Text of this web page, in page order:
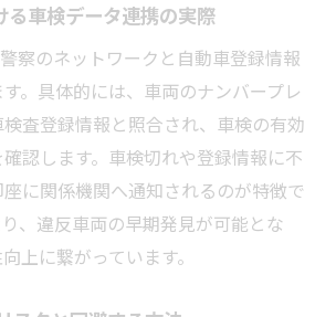
る車検データ連携の実際
察のネットワークと自動車登録情報
。具体的には、車両のナンバープレ
査登録情報と照合され、車検の有効
認します。車検切れや登録情報に不
に関係機関へ通知されるのが特徴で
、違反車両の早期発見が可能とな
上に繋がっています。